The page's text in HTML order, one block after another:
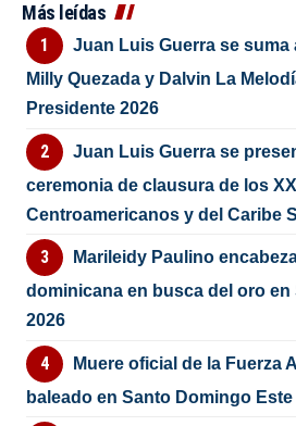
Más leídas
Juan Luis Guerra se suma
Milly Quezada y Dalvin La
Presidente 2026
Juan Luis Guerra se
ceremonia de clausura de los
Centroamericanos y del Caribe
Marileidy Paulino
dominicana en busca del oro
2026
Muere oficial de la Fuerza
baleado en Santo Domingo Este